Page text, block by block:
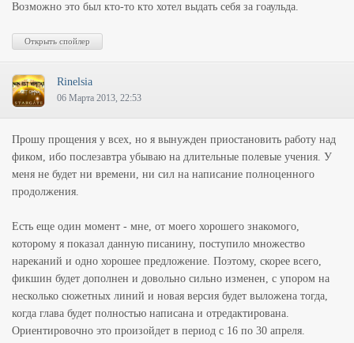
Возможно это был кто-то кто хотел выдать себя за гоаульда.
Rinelsia
06 Марта 2013, 22:53
Прошу прощения у всех, но я вынужден приостановить работу над
фиком, ибо послезавтра убываю на длительные полевые учения. У
меня не будет ни времени, ни сил на написание полноценного
продолжения.
Есть еще один момент - мне, от моего хорошего знакомого,
которому я показал данную писанину, поступило множество
нареканий и одно хорошее предложение. Поэтому, скорее всего,
фикшин будет дополнен и довольно сильно изменен, с упором на
несколько сюжетных линий и новая версия будет выложена тогда,
когда глава будет полностью написана и отредактирована.
Ориентировочно это произойдет в период с 16 по 30 апреля.